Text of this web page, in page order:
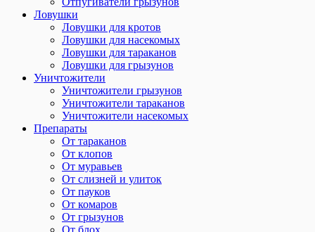
Ловушки
Ловушки для кротов
Ловушки для насекомых
Ловушки для тараканов
Ловушки для грызунов
Уничтожители
Уничтожители грызунов
Уничтожители тараканов
Уничтожители насекомых
Препараты
От тараканов
От клопов
От муравьев
От слизней и улиток
От пауков
От комаров
От грызунов
От блох